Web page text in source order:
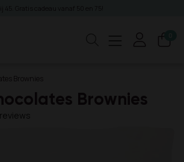
Brownies
Brownies